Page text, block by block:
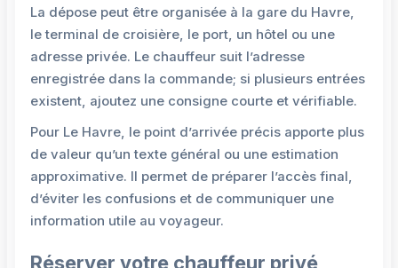
La dépose peut être organisée à la gare du Havre,
le terminal de croisière, le port, un hôtel ou une
adresse privée. Le chauffeur suit l’adresse
enregistrée dans la commande; si plusieurs entrées
existent, ajoutez une consigne courte et vérifiable.
Pour Le Havre, le point d’arrivée précis apporte plus
de valeur qu’un texte général ou une estimation
approximative. Il permet de préparer l’accès final,
d’éviter les confusions et de communiquer une
information utile au voyageur.
Réserver votre chauffeur privé